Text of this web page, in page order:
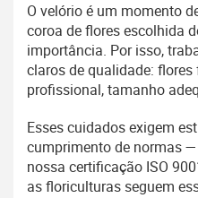
O velório é um momento
coroa de flores escolhida
importância. Por isso,
claros de qualidade:
profissional, tamanho
Esses cuidados exigem
cumprimento de normas
nossa certificação ISO
as floriculturas seguem